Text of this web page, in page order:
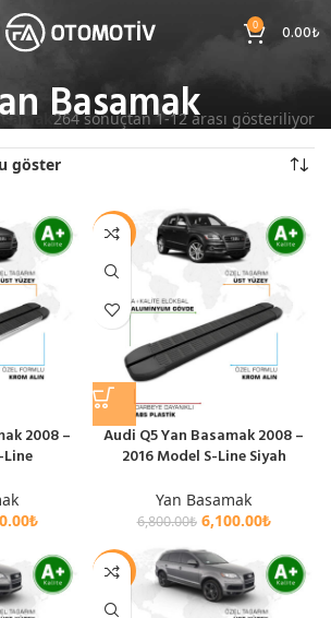
0 0.00₺
Basamak
264 sonuçtan 1-12 arası gösteriliyor
göster
2008 –
Line
₺
-10%
Audi Q5 Yan Basamak 2008 –
2016 Model S-Line Siyah
Yan Basamak
6,800.00₺ 6,100.00₺
-10%